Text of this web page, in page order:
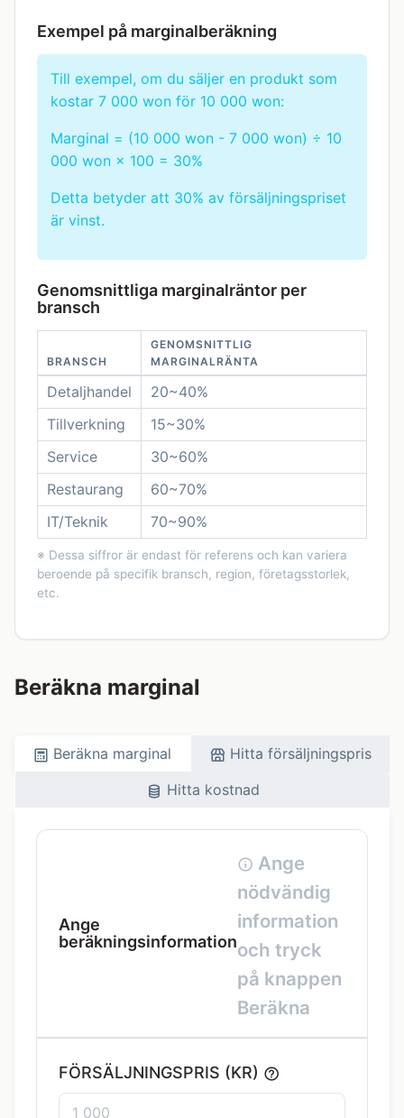
Exempel på marginalberäkning
Till exempel, om du säljer en produkt som
kostar 7 000 won för 10 000 won:
Marginal = (10 000 won - 7 000 won) ÷ 10
000 won × 100 = 30%
Detta betyder att 30% av försäljningspriset
är vinst.
Genomsnittliga marginalräntor per
bransch
BRANSCH
GENOMSNITTLIG
MARGINALRÄNTA
Detaljhandel
20~40%
Tillverkning
15~30%
Service
30~60%
Restaurang
60~70%
IT/Teknik
70~90%
※ Dessa siffror är endast för referens och kan variera
beroende på specifik bransch, region, företagsstorlek,
etc.
Beräkna marginal
Beräkna marginal
Hitta försäljningspris
Hitta kostnad
Ange
beräkningsinformation
Ange
nödvändig
information
och tryck
på knappen
Beräkna
FÖRSÄLJNINGSPRIS (KR)